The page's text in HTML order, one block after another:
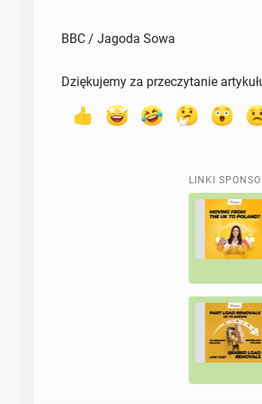
BBC / Jagoda Sowa
Dziękujemy za przeczytanie
LINKI